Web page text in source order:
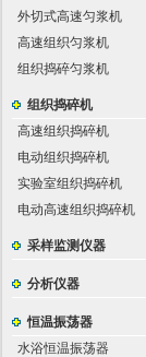
外切式高速匀浆机
高速组织匀浆机
组织捣碎匀浆机
组织捣碎机
高速组织捣碎机
电动组织捣碎机
实验室组织捣碎机
电动高速组织捣碎机
采样监测仪器
分析仪器
恒温振荡器
水浴恒温振荡器